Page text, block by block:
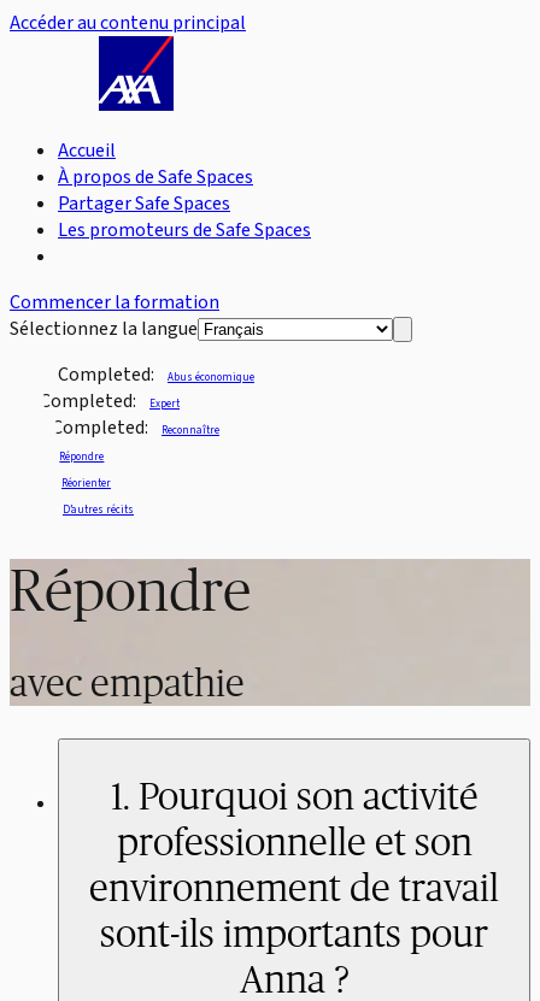
Accéder au contenu principal
Accueil
À propos de Safe Spaces
Partager Safe Spaces
Les promoteurs de Safe Spaces
Commencer la formation
Sélectionnez la langue
Completed:
Abus économique
Completed: Expert
Completed:
Reconnaître
Répondre
Réorienter
D’autres récits
Répondre
avec empathie
1. Pourquoi son activité
professionnelle et son
environnement de travail
sont-ils importants pour
Anna ?